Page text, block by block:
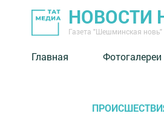
НОВОСТИ
Газета "Шешминская
Главная Фотогалереи